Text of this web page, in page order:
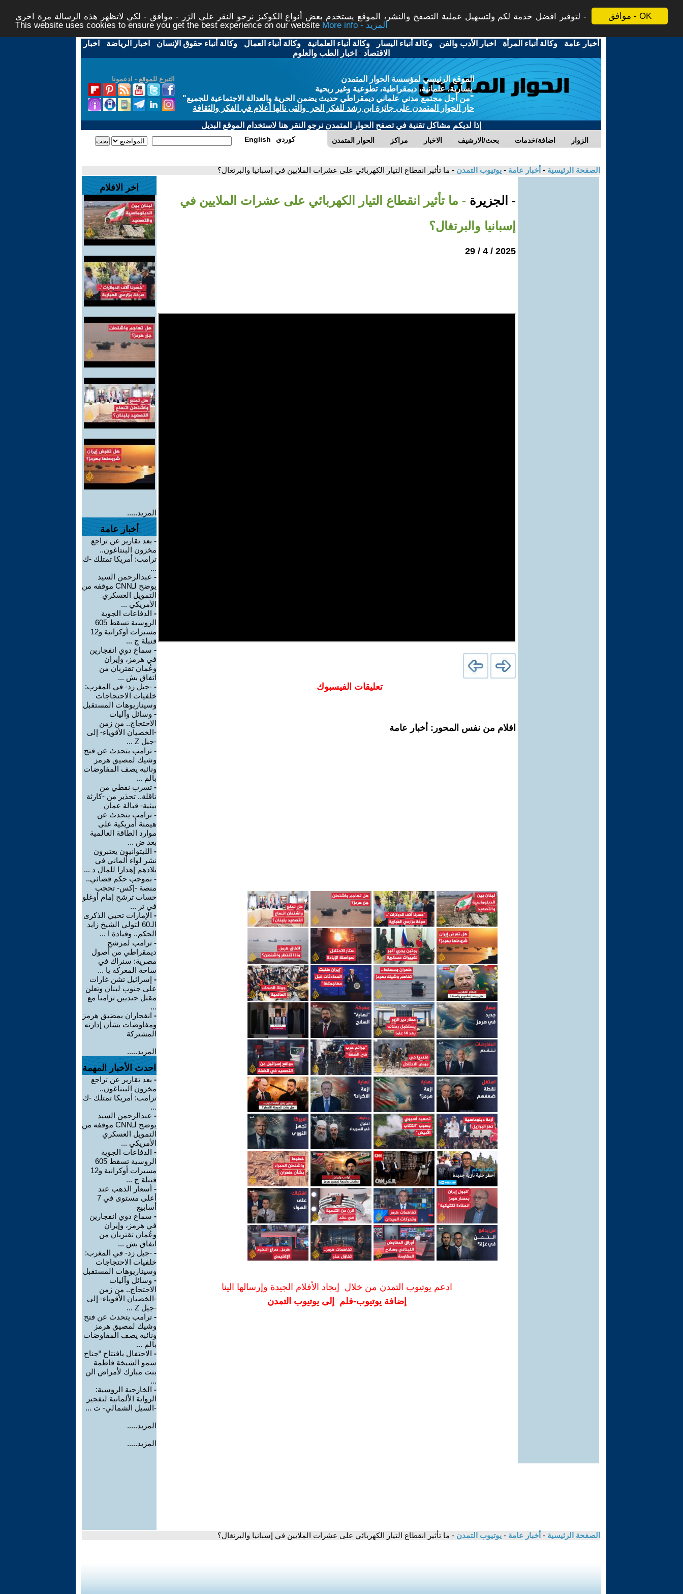
موافق - OK
لتوفير افضل خدمة لكم ولتسهيل عملية التصفح والنشر، الموقع يستخدم بعض أنواع الكوكيز نرجو النقر على الزر - موافق - لكي لاتظهر هذه الرسالة مرة اخرى -
This website uses cookies to ensure you get the best experience on our website
More info - المزيد
أخبار عامة -وكالة أنباء المرأة - اخبار الأدب والفن -وكالة أنباء اليسار -وكالة أنباء العلمانية -وكالة أنباء العمال -وكالة أنباء حقوق الإنسان - اخبار الرياضة - اخبار
الاقتصاد - اخبار الطب والعلوم
التبرع للموقع - ادعمونا
الموقع الرئيسي لمؤسسة الحوار المتمدن
يسارية، علمانية، ديمقراطية، تطوعية وغير ربحية
"من أجل مجتمع مدني علماني ديمقراطي حديث يضمن الحرية والعدالة الاجتماعية للجميع"
حاز الحوار المتمدن على جائزة ابن رشد للفكر الحر والتى نالها أعلام في الفكر والثقافة
إذا لديكم مشاكل تقنية في تصفح الحوار المتمدن نرجو النقر هنا لاستخدام الموقع البديل
الحوار المتمدن مراكز الاخبار بحث/الارشيف اضافة/خدمات الزوار English كوردي
الصفحة الرئيسية - أخبار عامة - يوتيوب التمدن - ما تأثير انقطاع التيار الكهربائي على عشرات الملايين في إسبانيا والبرتغال؟
- الجزيرة - ما تأثير انقطاع التيار الكهربائي على عشرات الملايين في
إسبانيا والبرتغال؟
2025 / 4 / 29
تعليقات الفيسبوك
افلام من نفس المحور: أخبار عامة
ادعم يوتيوب التمدن من خلال إيجاد الأفلام الجيدة وإرسالها الينا
إضافة يوتيوب-فلم إلى يوتيوب التمدن
اخر الافلام
المزيد.....
أخبار عامة
- بعد تقارير عن تراجع
مخزون البنتاغون..
ترامب: أمريكا تمتلك -ك
...
- عبدالرحمن السيد
يوضح لـCNN موقفه من
التمويل العسكري
الأمريكي ...
- الدفاعات الجوية
الروسية تسقط 605
مسيرات أوكرانية و12
قنبلة ج ...
- سماع دوي انفجارين
في هرمز، وإيران
وعُمان تقتربان من
اتفاق بش ...
- -جيل زد- في المغرب:
خلفيات الاحتجاجات
وسيناريوهات المستقبل
- وسائل وآليات
الاحتجاج.. من زمن
-الخصيان الأقوياء- إلى
-جيل Z ...
- ترامب يتحدث عن فتح
وشيك لمصيق هرمز
ونائبه يصف المفاوضات
بالم ...
- تسرب نفطي من
ناقلة.. تحذير من -كارثة
بيئية- قبالة عمان
- ترامب يتحدث عن
هيمنة أمريكية على
موارد الطاقة العالمية
بعد ض ...
- الليتوانيون يعتبرون
نشر لواء ألماني في
بلادهم إهدارا للمال د ...
- بموجب حكم قضائي..
منصة -إكس- تحجب
حساب ترشح إمام أوغلو
في تر ...
- الإمارات تحيي الذكرى
الـ60 لتولي الشيخ زايد
الحكم.. وقيادة ا ...
- ترامب لمرشح
ديمقراطي من أصول
مصرية: سنراك في
ساحة المعركة يا ...
- إسرائيل تشن غارات
على جنوب لبنان وتعلن
مقتل جنديين تزامنا مع
...
- انفجاران بمضيق هرمز
ومفاوضات بشأن إدارته
المشتركة
المزيد.....
احدث الأخبار المهمة
- بعد تقارير عن تراجع
مخزون البنتاغون..
ترامب: أمريكا تمتلك -ك
...
- عبدالرحمن السيد
يوضح لـCNN موقفه من
التمويل العسكري
الأمريكي ...
- الدفاعات الجوية
الروسية تسقط 605
مسيرات أوكرانية و12
قنبلة ج ...
- أسعار الذهب عند
أعلى مستوى في 7
أسابيع
- سماع دوي انفجارين
في هرمز، وإيران
وعُمان تقتربان من
اتفاق بش ...
- -جيل زد- في المغرب:
خلفيات الاحتجاجات
وسيناريوهات المستقبل
- وسائل وآليات
الاحتجاج.. من زمن
-الخصيان الأقوياء- إلى
-جيل Z ...
- ترامب يتحدث عن فتح
وشيك لمصيق هرمز
ونائبه يصف المفاوضات
بالم ...
- الاحتفال بافتتاح “جناح
سمو الشيخة فاطمة
بنت مبارك لأمراض الن
...
- الخارجية الروسية:
الرواية الألمانية لتفجير
-السيل الشمالي- ت ...
المزيد.....
المزيد.....
الصفحة الرئيسية - أخبار عامة - يوتيوب التمدن - ما تأثير انقطاع التيار الكهربائي على عشرات الملايين في إسبانيا والبرتغال؟